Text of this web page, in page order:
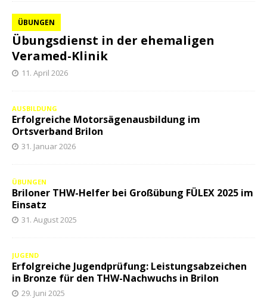
Übungsdienst in der ehemaligen
Veramed-Klinik
ÜBUNGEN
11. April 2026
AUSBILDUNG
Erfolgreiche Motorsägenausbildung im
Ortsverband Brilon
31. Januar 2026
ÜBUNGEN
Briloner THW-Helfer bei Großübung FÜLEX 2025 im
Einsatz
31. August 2025
JUGEND
Erfolgreiche Jugendprüfung: Leistungsabzeichen
in Bronze für den THW-Nachwuchs in Brilon
29. Juni 2025